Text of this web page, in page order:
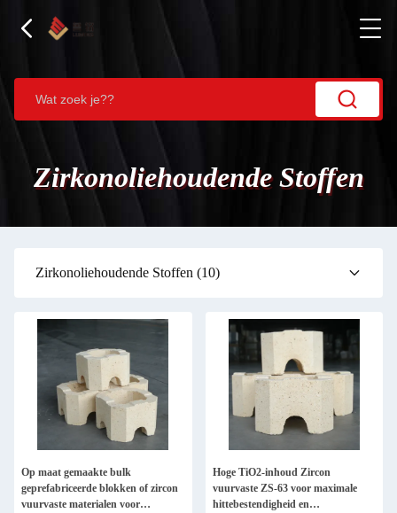
Zirkonoliehoudende Stoffen
Zirkonoliehoudende Stoffen (10)
Op maat gemaakte bulk
geprefabriceerde blokken of zircon
vuurvaste materialen voor
Hoge TiO2-inhoud Zircon
vuurvaste ZS-63 voor maximale
hittebestendigheid en